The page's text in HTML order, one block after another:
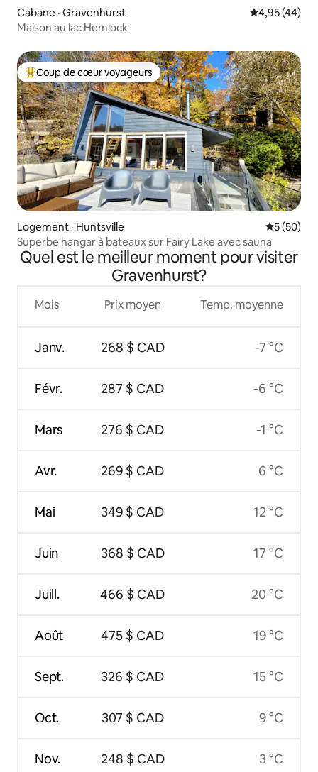
Cabane · Gravenhurst Note
4,95 (44)
Maison au lac Hemlock
Coup de cœur voyageurs parmi les plus aimés
Coup de cœur voyageurs
Logement · Huntsville Note
5 (50)
Superbe hangar à bateaux sur Fairy Lake avec sauna
Quel est le meilleur moment pour visiter
Gravenhurst?
Mois
Janv.
Févr.
Mars
Avr.
Mai
Juin
Juill.
Août
Sept.
Oct.
Nov.
Prix moyen
268 $ CAD
287 $ CAD
276 $ CAD
269 $ CAD
349 $ CAD
368 $ CAD
466 $ CAD
475 $ CAD
326 $ CAD
307 $ CAD
248 $ CAD
Temp. moyenne
-7 °C
-6 °C
-1 °C
6 °C
12 °C
17 °C
20 °C
19 °C
15 °C
9 °C
3 °C